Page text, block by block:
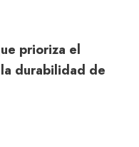
prioriza el
durabilidad de